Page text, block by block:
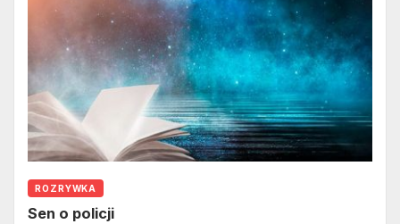
ROZRYWKA
Sen o policji